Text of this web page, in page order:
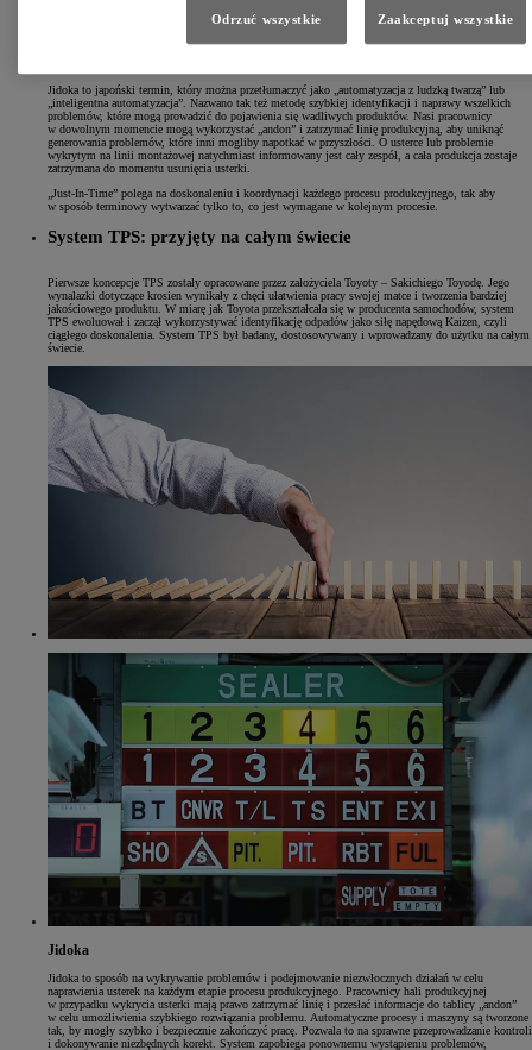
Jidoka to japoński termin, który można przetłumaczyć jako „automatyzacja z ludzką twarzą” lub
„inteligentna automatyzacja”. Nazwano tak też metodę szybkiej identyfikacji i naprawy wszelkich
problemów, które mogą prowadzić do pojawienia się wadliwych produktów. Nasi pracownicy
w dowolnym momencie mogą wykorzystać „andon” i zatrzymać linię produkcyjną, aby uniknąć
generowania problemów, które inni mogliby napotkać w przyszłości. O usterce lub problemie
wykrytym na linii montażowej natychmiast informowany jest cały zespół, a cała produkcja zostaje
zatrzymana do momentu usunięcia usterki.
„Just-In-Time” polega na doskonaleniu i koordynacji każdego procesu produkcyjnego, tak aby
w sposób terminowy wytwarzać tylko to, co jest wymagane w kolejnym procesie.
System TPS: przyjęty na całym świecie
Pierwsze koncepcje TPS zostały opracowane przez założyciela Toyoty – Sakichiego Toyodę. Jego
wynalazki dotyczące krosien wynikały z chęci ułatwienia pracy swojej matce i tworzenia bardziej
jakościowego produktu. W miarę jak Toyota przekształcała się w producenta samochodów, system
TPS ewoluował i zaczął wykorzystywać identyfikację odpadów jako siłę napędową Kaizen, czyli
ciągłego doskonalenia. System TPS był badany, dostosowywany i wprowadzany do użytku na całym
świecie.
Jidoka
Jidoka to sposób na wykrywanie problemów i podejmowanie niezwłocznych działań w celu
naprawienia usterek na każdym etapie procesu produkcyjnego. Pracownicy hali produkcyjnej
w przypadku wykrycia usterki mają prawo zatrzymać linię i przesłać informacje do tablicy „andon”
w celu umożliwienia szybkiego rozwiązania problemu. Automatyczne procesy i maszyny są tworzone
tak, by mogły szybko i bezpiecznie zakończyć pracę. Pozwala to na sprawne przeprowadzanie kontroli
i dokonywanie niezbędnych korekt. System zapobiega ponownemu wystąpieniu problemów,
Odrzuć wszystkie Zaakceptuj wszystkie